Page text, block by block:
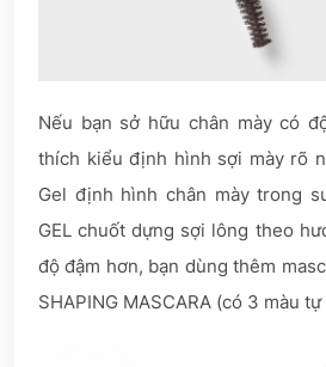
Nếu bạn sở hữu chân mày có
thích kiểu định hình sợi mày rõ
Gel định hình chân mày trong
GEL chuốt dựng sợi lông theo
độ đậm hơn, bạn dùng thêm
SHAPING MASCARA (có 3 màu